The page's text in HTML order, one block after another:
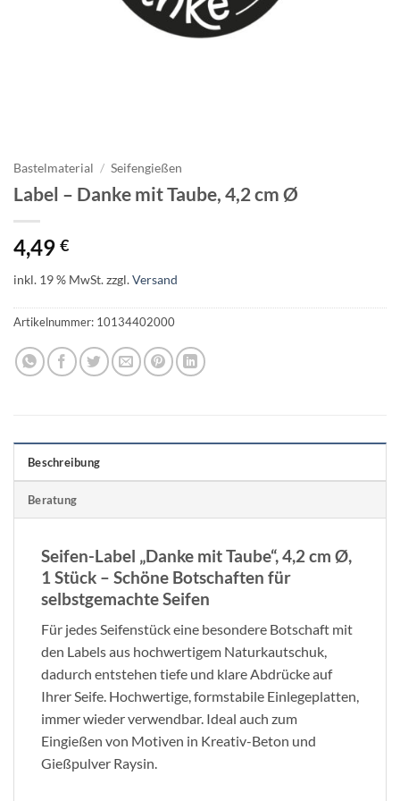
Bastelmaterial / Seifengießen
Label – Danke mit Taube, 4,2 cm Ø
4,49 €
inkl. 19 % MwSt.zzgl.Versand
Artikelnummer: 10134402000
Beschreibung
Beratung
Seifen-Label „Danke mit Taube“, 4,2 cm Ø,
1 Stück – Schöne Botschaften für
selbstgemachte Seifen
Für jedes Seifenstück eine besondere Botschaft mit
den Labels aus hochwertigem Naturkautschuk,
dadurch entstehen tiefe und klare Abdrücke auf
Ihrer Seife. Hochwertige, formstabile Einlegeplatten,
immer wieder verwendbar. Ideal auch zum
Eingießen von Motiven in Kreativ-Beton und
Gießpulver Raysin.